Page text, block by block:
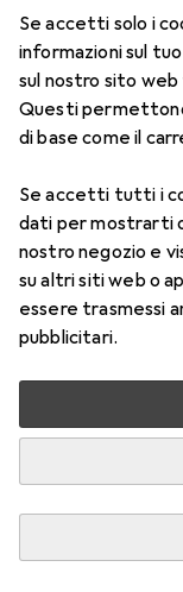
Se accetti solo i
informazioni sul
sul nostro sito
Questi
di base come il
Se accetti tutti i
dati per mostrarti
nostro negozio e
su altri siti web o
essere trasmessi
pubblicitari.
Air Optix
-9.5, Obiettivo
Prezzo in EUR IVA
EUR
49,16 EUR
8,20/1pz.
Consegna tra
Più di 10 pezzi